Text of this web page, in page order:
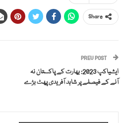
Share
PREV POST
ایشیاکپ 2023: بھارت کے پاکستان نہ
آنے کے فیصلے پر شاہد آفریدی پھٹ بڑے